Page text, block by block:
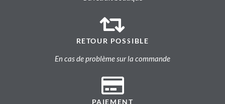
RETOUR POSSIBLE
En cas de problème sur la commande
PAIEMENT